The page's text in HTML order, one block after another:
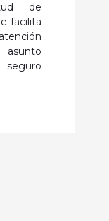
de
facilita